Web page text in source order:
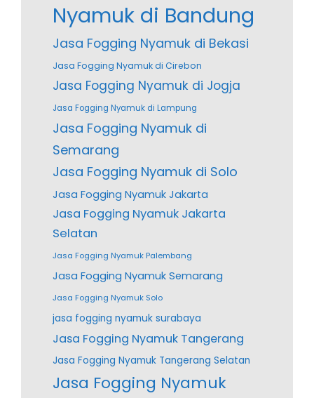
Nyamuk di Bandung
Jasa Fogging Nyamuk di Bekasi
Jasa Fogging Nyamuk di Cirebon
Jasa Fogging Nyamuk di Jogja
Jasa Fogging Nyamuk di Lampung
Jasa Fogging Nyamuk di
Semarang
Jasa Fogging Nyamuk di Solo
Jasa Fogging Nyamuk Jakarta
Jasa Fogging Nyamuk Jakarta
Selatan
Jasa Fogging Nyamuk Palembang
Jasa Fogging Nyamuk Semarang
Jasa Fogging Nyamuk Solo
jasa fogging nyamuk surabaya
Jasa Fogging Nyamuk Tangerang
Jasa Fogging Nyamuk Tangerang Selatan
Jasa Fogging Nyamuk